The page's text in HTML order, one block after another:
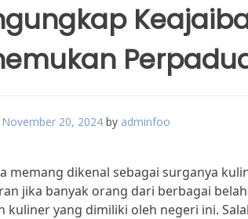
November 20, 2024 by adminfoo
memang dikenal sebagai surganya
jika banyak orang dari berbagai
kuliner yang dimiliki oleh negeri ini.